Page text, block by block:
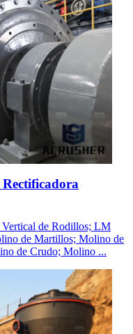
de Rodillos; LM
de Martillos; Molino de
de Crudo; Molino ...